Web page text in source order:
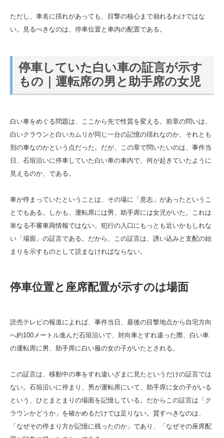
ただし、車名に揺れがあっても、目撃の核心まで崩れるわけではな
い。見るべきなのは、停車位置と車内の配置である。
停車していた白い車の証言が示す
もの｜運転席の男と助手席の女児
白い車をめぐる問題は、ここから先で性質を変える。前章の問いは、
白いクラウンと白いカムリが同じ一台の記憶の揺れなのか、それとも
別の車なのかという点だった。だが、この章で問いたいのは、事件当
日、石垣沿いに停車していた白い車の車内で、何が起きていたように
見えるのか、である。
車が停まっていたということは、その場に「意志」があったというこ
とでもある。しかも、運転席には男、助手席には女児がいた。これは
単なる不審車両情報ではない。犯行の入口にもっとも近いかもしれな
い「場面」の証言である。だから、この証言は、誘い込みと支配の始
まりを示すものとして読まなければならない。
停車位置と座席配置が示すのは場面
読売テレビの報道によれば、事件当日、最後の目撃地点から自宅方向
へ約100メートル進んだ石垣沿いで、対向車とすれ違った際、白い車
の運転席に男、助手席に白い服の女の子がいたとされる。
この証言は、移動中の車をすれ違いざまに見たというだけの証言では
ない。石垣沿いに停まり、男が運転席にいて、助手席に女の子がいる
という、ひとまとまりの場面を記憶している。だからこの証言は「ク
ラウンかどうか」を確かめるだけでは足りない。質すべきなのは、
「なぜその停まり方が記憶に残ったのか」であり、「なぜその座席配